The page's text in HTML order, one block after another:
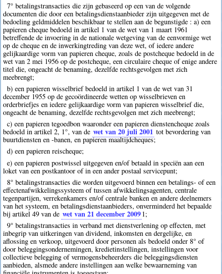
7° betalingstransacties die zijn gebaseerd op een van de volgende
documenten die door een betalingsdienstaanbieder zijn uitgegeven met de
bedoeling geldmiddelen beschikbaar te stellen aan de begunstigde : a) een
papieren cheque bedoeld in artikel 1 van de wet van 1 maart 1961
betreffende de invoering in de nationale wetgeving van de eenvormige wet
op de cheque en de inwerkingtreding van deze wet, of iedere andere
gelijkaardige vorm van papieren cheque, zoals de postcheque bedoeld in de
wet van 2 mei 1956 op de postcheque, een circulaire cheque of enige andere
titel die, ongeacht de benaming, dezelfde rechtsgevolgen met zich
meebrengt;
b) een papieren wisselbrief bedoeld in artikel 1 van de wet van 31
december 1955 op de gecoördineerde wetten op wisselbrieven en
orderbriefjes en iedere gelijkaardige vorm van papieren wisselbrief die,
ongeacht de benaming, dezelfde rechtsgevolgen met zich meebrengt;
c) een papieren tegoedbon waaronder een papieren dienstencheque zoals
bedoeld in artikel 2, 1°, van de wet van 20 juli 2001 tot bevordering van
buurtdiensten en -banen, en papieren maaltijdcheques;
d) een papieren reischeque;
e) een papieren postwissel uitgegeven en/of betaald in speciën aan een
loket van een postkantoor of in een ander postaal servicepunt;
8° betalingstransacties die worden uitgevoerd binnen een betalings- of een
effectenafwikkelingssysteem of tussen afwikkelingsagenten, centrale
tegenpartijen, verrekenkamers en/of centrale banken en andere deelnemers
van het systeem, en betalingsdienstaanbieders, onverminderd het bepaalde
bij artikel 49 van de wet van 21 december 2009 1;
9° betalingstransacties in verband met dienstverlening op effecten, met
inbegrip van uitkeringen van dividend, inkomsten en dergelijke, en
aflossing en verkoop, uitgevoerd door personen als bedoeld onder 8° of
door beleggingsondernemingen, kredietinstellingen, instellingen voor
collectieve belegging of vermogensbeheerders die beleggingsdiensten
aanbieden, alsmede andere instellingen aan welke bewaarneming van